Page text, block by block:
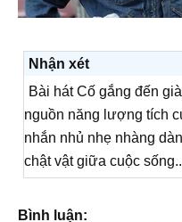
Nhận xét
Bài hát Cố gắng đến
nguồn năng lượng tích
nhắn nhủ nhẹ nhàng
chật vật giữa cuộc
Bình luận: